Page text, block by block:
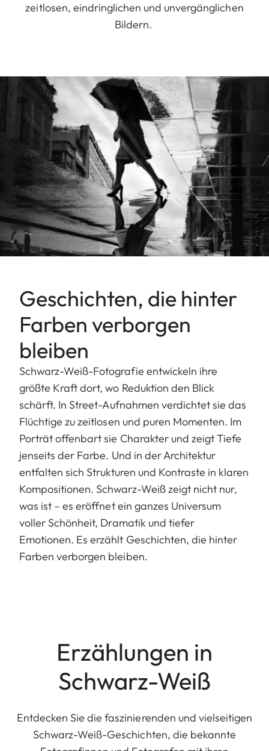
zeitlosen, eindringlichen und unvergänglichen
Bildern.
Geschichten, die hinter
Farben verborgen
bleiben
Schwarz-Weiß-Fotografie entwickeln ihre
größte Kraft dort, wo Reduktion den Blick
schärft. In Street-Aufnahmen verdichtet sie das
Flüchtige zu zeitlosen und puren Momenten. Im
Porträt offenbart sie Charakter und zeigt Tiefe
jenseits der Farbe. Und in der Architektur
entfalten sich Strukturen und Kontraste in klaren
Kompositionen. Schwarz-Weiß zeigt nicht nur,
was ist – es eröffnet ein ganzes Universum
voller Schönheit, Dramatik und tiefer
Emotionen. Es erzählt Geschichten, die hinter
Farben verborgen bleiben.
Erzählungen in
Schwarz-Weiß
Entdecken Sie die faszinierenden und vielseitigen
Schwarz-Weiß-Geschichten, die bekannte